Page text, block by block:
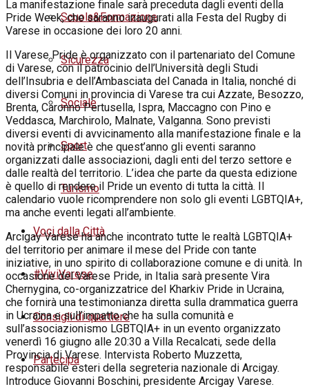
Scuola&Formazione
Sicurezza
Sociale
Sport
Turismo
Voci dalla Città
#ViviVarese
Consigli di quartiere
Partecipa
La manifestazione finale sarà preceduta dagli eventi della
Pride Week, che saranno inaugurati alla Festa del Rugby di
Varese in occasione dei loro 20 anni.
Il Varese Pride è organizzato con il partenariato del Comune
di Varese, con il patrocinio dell’Università degli Studi
dell’Insubria e dell’Ambasciata del Canada in Italia, nonché di
diversi Comuni in provincia di Varese tra cui Azzate, Besozzo,
Brenta, Caronno Pertusella, Ispra, Maccagno con Pino e
Veddasca, Marchirolo, Malnate, Valganna. Sono previsti
diversi eventi di avvicinamento alla manifestazione finale e la
novità principale è che quest’anno gli eventi saranno
organizzati dalle associazioni, dagli enti del terzo settore e
dalle realtà del territorio. L’idea che parte da questa edizione
è quello di rendere il Pride un evento di tutta la città. Il
calendario vuole ricomprendere non solo gli eventi LGBTQIA+,
ma anche eventi legati all’ambiente.
Arcigay Varese ha anche incontrato tutte le realtà LGBTQIA+
del territorio per animare il mese del Pride con tante
iniziative, in uno spirito di collaborazione comune e di unità. In
occasione del Varese Pride, in Italia sarà presente Vira
Chernygina, co-organizzatrice del Kharkiv Pride in Ucraina,
che fornirà una testimonianza diretta sulla drammatica guerra
in Ucraina e sull’impatto che ha sulla comunità e
sull’associazionismo LGBTQIA+ in un evento organizzato
venerdì 16 giugno alle 20:30 a Villa Recalcati, sede della
Provincia di Varese. Intervista Roberto Muzzetta,
responsabile esteri della segreteria nazionale di Arcigay.
Introduce Giovanni Boschini, presidente Arcigay Varese.